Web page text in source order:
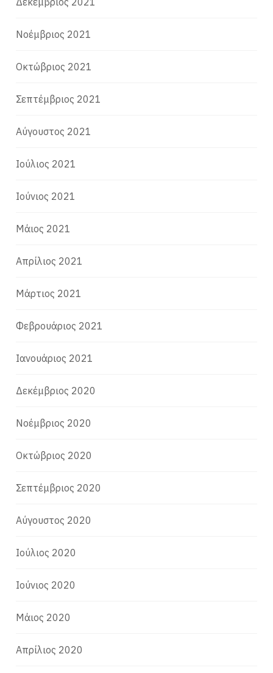
Νοέμβριος 2021
Οκτώβριος 2021
Σεπτέμβριος 2021
Αύγουστος 2021
Ιούλιος 2021
Ιούνιος 2021
Μάιος 2021
Απρίλιος 2021
Μάρτιος 2021
Φεβρουάριος 2021
Ιανουάριος 2021
Δεκέμβριος 2020
Νοέμβριος 2020
Οκτώβριος 2020
Σεπτέμβριος 2020
Αύγουστος 2020
Ιούλιος 2020
Ιούνιος 2020
Μάιος 2020
Απρίλιος 2020